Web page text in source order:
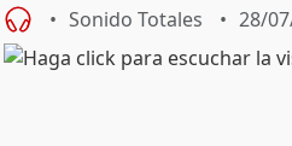
Sonido Totales 28/